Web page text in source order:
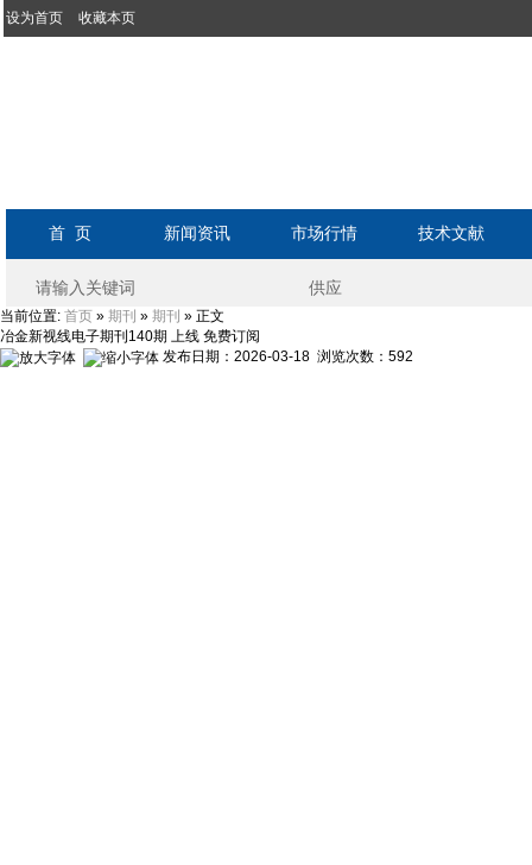
设为首页 收藏本页
首 页 新闻资讯 市场行情 技术文献
当前位置: 首页 » 期刊 » 期刊 » 正文
冶金新视线电子期刊140期 上线 免费订阅
发布日期：2026-03-18 浏览次数： 592